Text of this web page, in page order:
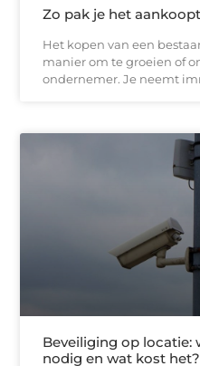
Zo pak je het
Het kopen van een
manier om te groeien of
ondernemer. Je neemt
Beveiliging op locatie:
nodig en wat kost het?